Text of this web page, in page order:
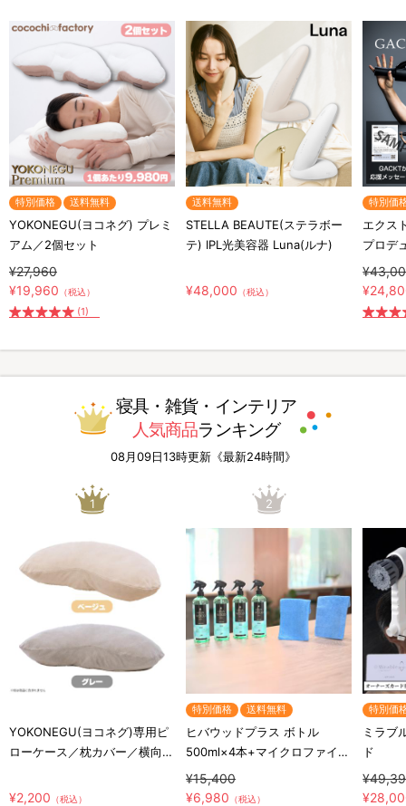
特別価格 送料無料
YOKONEGU(ヨコネグ) プレミ
アム／2個セット
¥27,960
¥19,960 （税込）
(1)
送料無料
STELLA BEAUTE(ステラボー
テ) IPL光美容器 Luna(ルナ)
¥48,000 （税込）
特別価
エクス
プロデ
寝具・雑貨・インテリア
人気商品ランキング
08月09日13時更新《最新24時間》
1
YOKONEGU(ヨコネグ)専用ピ
ローケース／枕カバー／横向き
¥2,200 （税込）
2
特別価格 送料無料
ヒバウッドプラス ボトル
500ml×4本+マイクロファイバ
ークロス×2枚／防虫スプレー
／防虫剤／害虫忌避剤
¥15,400
¥6,980 （税込）
特別価
ミラブ
ド